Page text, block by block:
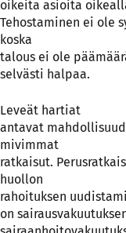
oi­kei­ta asioi­ta
Te­hos­ta­mi­nen ei ole
kos­ka
ta­lous ei ole
sel­väs­ti hal­paa.
Le­veät har­tiat
an­ta­vat
mi­vim­mat
rat­kai­sut.
huol­lon
ra­hoi­tuk­sen
on